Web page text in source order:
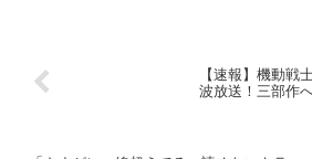
【速報】機動戦
波放送！三部作